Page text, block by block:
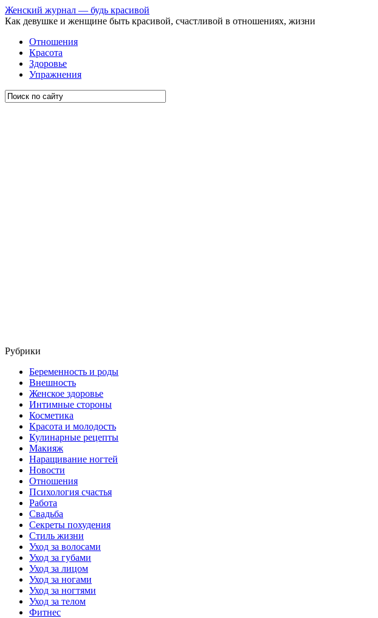
Женский журнал — будь красивой
Как девушке и женщине быть красивой, счастливой в отношениях, жизни
Отношения
Красота
Здоровье
Упражнения
Рубрики
Беременность и роды
Внешность
Женское здоровье
Интимные стороны
Косметика
Красота и молодость
Кулинарные рецепты
Макияж
Наращивание ногтей
Новости
Отношения
Психология счастья
Работа
Свадьба
Секреты похудения
Стиль жизни
Уход за волосами
Уход за губами
Уход за лицом
Уход за ногами
Уход за ногтями
Уход за телом
Фитнес